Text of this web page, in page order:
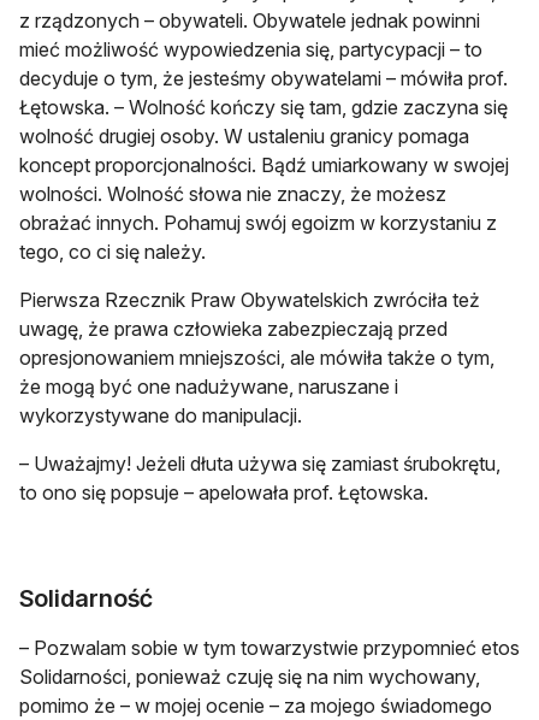
z rządzonych – obywateli. Obywatele jednak powinni
mieć możliwość wypowiedzenia się, partycypacji – to
decyduje o tym, że jesteśmy obywatelami – mówiła prof.
Łętowska. – Wolność kończy się tam, gdzie zaczyna się
wolność drugiej osoby. W ustaleniu granicy pomaga
koncept proporcjonalności. Bądź umiarkowany w swojej
wolności. Wolność słowa nie znaczy, że możesz
obrażać innych. Pohamuj swój egoizm w korzystaniu z
tego, co ci się należy.
Pierwsza Rzecznik Praw Obywatelskich zwróciła też
uwagę, że prawa człowieka zabezpieczają przed
opresjonowaniem mniejszości, ale mówiła także o tym,
że mogą być one nadużywane, naruszane i
wykorzystywane do manipulacji.
– Uważajmy! Jeżeli dłuta używa się zamiast śrubokrętu,
to ono się popsuje – apelowała prof. Łętowska.
Solidarność
– Pozwalam sobie w tym towarzystwie przypomnieć etos
Solidarności, ponieważ czuję się na nim wychowany,
pomimo że – w mojej ocenie – za mojego świadomego